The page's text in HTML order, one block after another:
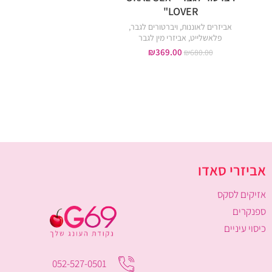
LOVER"
אביזרים לאוננות, ויברטורים לגבר,
פלאשלייט, אביזרי מין לגבר
₪680.00
₪369.00
אביזרי סאדו
אזיקים לסקס
ספנקרים
כיסוי עיניים
052-527-0501